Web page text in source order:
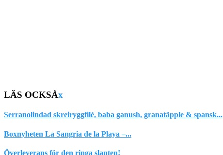
LÄS OCKSÅx
Serranolindad skreiryggfilé, baba ganush, granatäpple & spansk...
Boxnyheten La Sangria de la Playa –...
Överleverans för den ringa slanten!